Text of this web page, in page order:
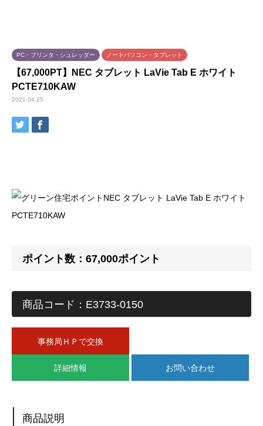
PC・プリンタ・シュレッダー ノートパソコン・タブレット
【67,000PT】NEC タブレット LaVie Tab E ホワイト
PCTE710KAW
2021.04.25
ポイント数：67,000ポイント
商品コード：E3733-0150
事務局ＨＰで交換
詳細情報 お問い合わせ
商品説明